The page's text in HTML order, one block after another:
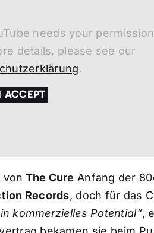
needs your
details, please see our
.
ACCEPT
von The Cure Anfang der
Records, doch für das
kommerzielles Potential“,